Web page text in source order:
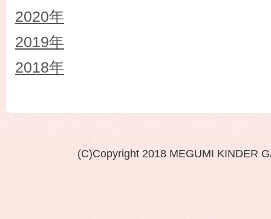
2020年
2019年
2018年
(C)Copyright 2018 MEGUMI KINDER